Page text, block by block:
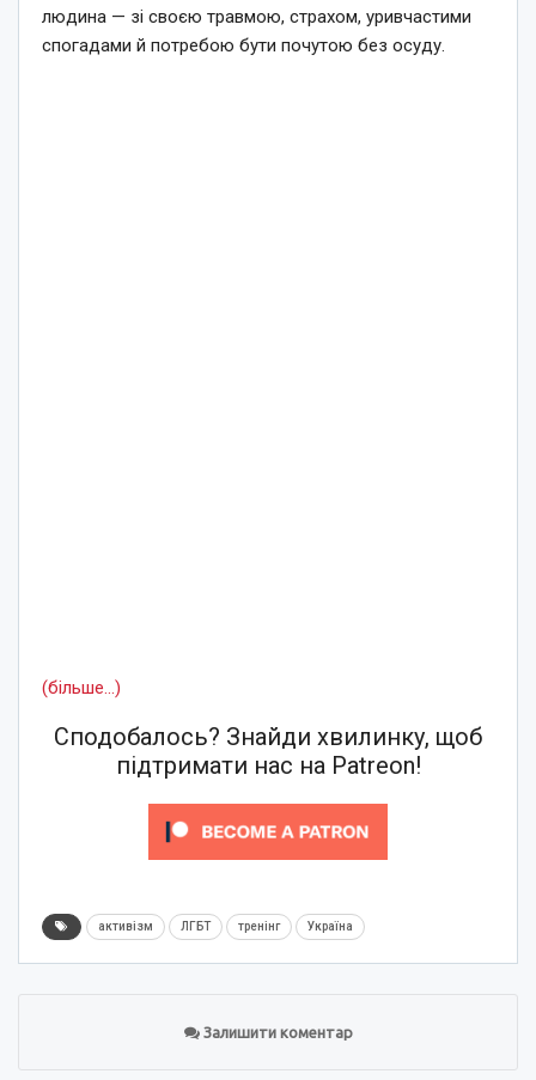
людина — зі своєю травмою, страхом, уривчастими
спогадами й потребою бути почутою без осуду.
(більше…)
Сподобалось? Знайди хвилинку, щоб
підтримати нас на Patreon!
активізм ЛГБТ тренінг Україна
Залишити коментар